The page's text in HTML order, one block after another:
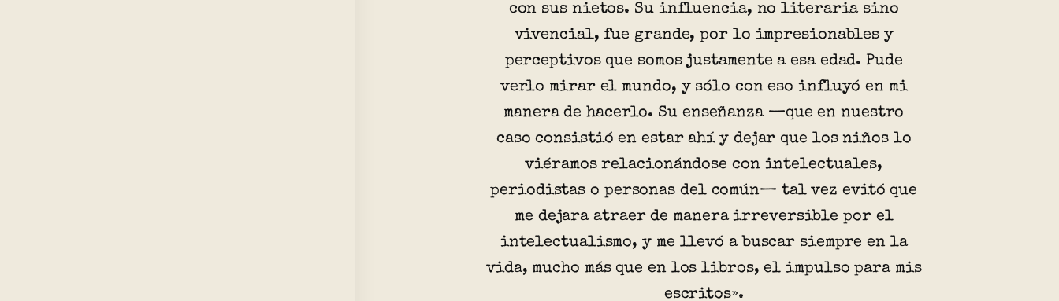
con sus nietos. Su influencia, no literaria sino
vivencial, fue grande, por lo impresionables y
perceptivos que somos justamente a esa edad. Pude
verlo mirar el mundo, y sólo con eso influyó en mi
manera de hacerlo. Su enseñanza —que en nuestro
caso consistió en estar ahí y dejar que los niños lo
viéramos relacionándose con intelectuales,
periodistas o personas del común— tal vez evitó que
me dejara atraer de manera irreversible por el
intelectualismo, y me llevó a buscar siempre en la
vida, mucho más que en los libros, el impulso para mis
escritos».